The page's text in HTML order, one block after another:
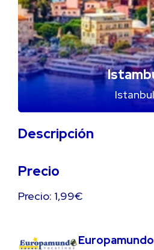
Istanbul
Descripción
Precio
Precio: 1,99€